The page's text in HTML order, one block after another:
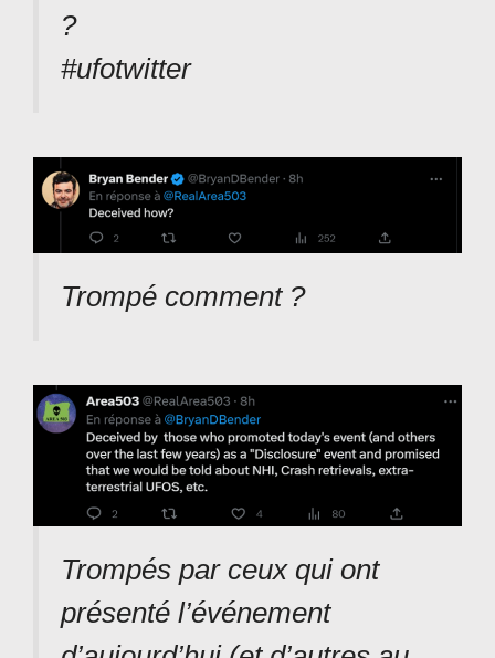
?
#ufotwitter
Trompé comment ?
Trompés par ceux qui ont
présenté l’événement